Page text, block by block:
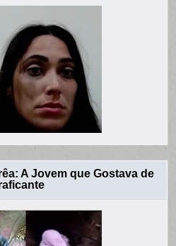
A Jovem que Gostava de